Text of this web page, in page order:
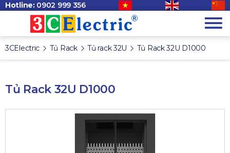
Hotline: 0902 999 356
3CElectric Tủ Rack Tủ rack 32U Tủ Rack 32U D1000
Tủ Rack 32U D1000